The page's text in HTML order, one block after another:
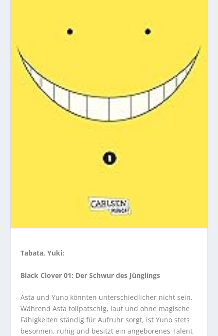
Tabata, Yuki:
Black Clover 01: Der Schwur des Jünglings
Asta und Yuno könnten unterschiedlicher nicht sein.
Während Asta tollpatschig, laut und ohne magische
Fähigkeiten ständig für Aufruhr sorgt, ist Yuno stets
besonnen, ruhig und besitzt ein angeborenes Talent